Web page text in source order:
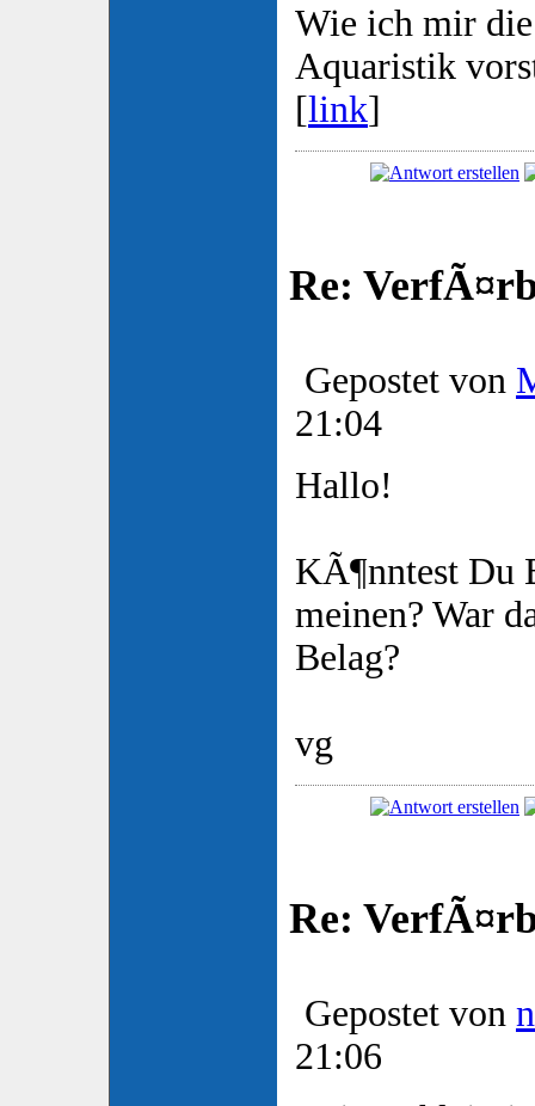
Wie ich mir
Aquaristik
[link]
Re:
Gepostet von
21:04
Hallo!
KÃ¶nntest Du
meinen? War
Belag?
vg
Re:
Gepostet von
21:06